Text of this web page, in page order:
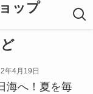
ップ
年4月19日
海へ！夏を毎